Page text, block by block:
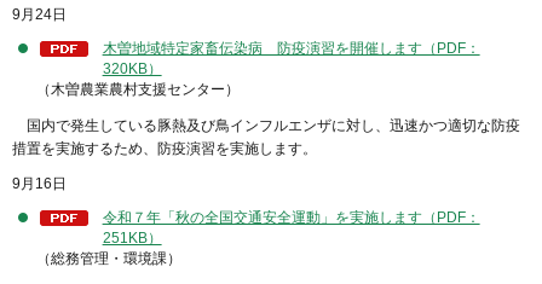
9月24日
木曽地域特定家畜伝染病 防疫演習を開催します（PDF：
320KB）
（木曽農業農村支援センター）
国内で発生している豚熱及び鳥インフルエンザに対し、迅速かつ適切な防疫
措置を実施するため、防疫演習を実施します。
9月16日
令和７年「秋の全国交通安全運動」を実施します（PDF：
251KB）
（総務管理・環境課）